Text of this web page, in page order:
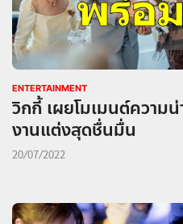
ENTERTAINMENT
วิกกี้ เผยโมเมนต์ความ
งานแต่งสุดชื่นมื่น
20/07/2022